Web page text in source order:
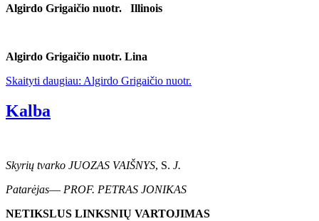
Algirdo Grigaičio nuotr. Illinois
Algirdo Grigaičio nuotr. Lina
Skaityti daugiau: Algirdo Grigaičio nuotr.
Kalba
Skyrių tvarko JUOZAS VAIŠNYS, S. J.
Patarėjas— PROF. PETRAS JONIKAS
NETIKSLUS LINKSNIŲ VARTOJIMAS